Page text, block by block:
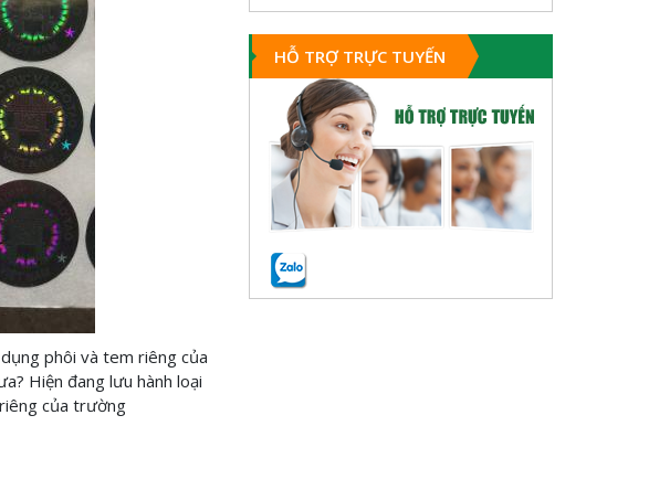
phôi và tem riêng của
Hiện đang lưu hành loại
của trường
HỖ TRỢ TRỰC TUYẾN